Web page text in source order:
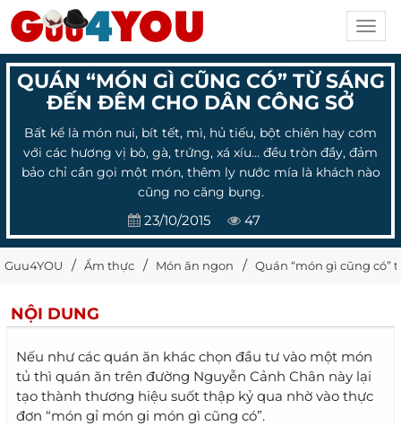
QUÁN “MÓN GÌ CŨNG CÓ” TỪ SÁNG
ĐẾN ĐÊM CHO DÂN CÔNG SỞ
Bất kể là món nui, bít tết, mì, hủ tiếu, bột chiên hay cơm
với các hương vị bò, gà, trứng, xá xíu… đều tròn đầy, đảm
bảo chỉ cần gọi một món, thêm ly nước mía là khách nào
cũng no căng bụng.
23/10/2015 47
Guu4YOU Ẩm thực Món ăn ngon Quán “món gì cũng có”
NỘI DUNG
Nếu như các quán ăn khác chọn đầu tư vào một món
tủ thì quán ăn trên đường Nguyễn Cảnh Chân này lại
tạo thành thương hiệu suốt thập kỷ qua nhờ vào thực
đơn “món gỉ món gi món gì cũng có”.